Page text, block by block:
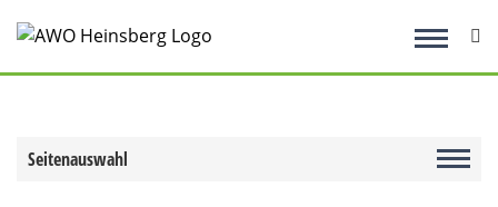
Inhalt
springen
Seitenauswahl